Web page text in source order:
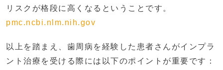
リスクが格段に高くなるということです。
pmc.ncbi.nlm.nih.gov
以上を踏まえ、歯周病を経験した患者さんがインプラ
ント治療を受ける際には以下のポイントが重要です：